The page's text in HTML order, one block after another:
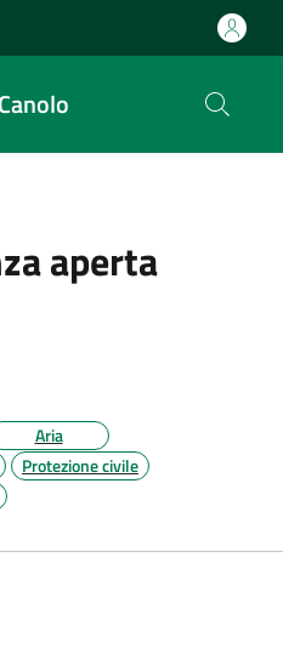
aperta
Aria
Protezione civile